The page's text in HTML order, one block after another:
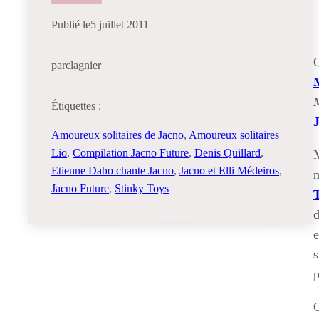
Publié le5 juillet 2011
parclagnier
Étiquettes :
Amoureux solitaires de Jacno, Amoureux solitaires
Lio, Compilation Jacno Future, Denis Quillard
Etienne Daho chante Jacno, Jacno et Elli Médeiros
Jacno Future, Stinky Toys